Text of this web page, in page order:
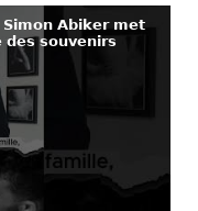
𝗔𝗯𝗶𝗸𝗲𝗿 𝗺𝗲𝘁
𝗱𝗲𝘀 𝘀𝗼𝘂𝘃𝗲𝗻𝗶𝗿𝘀